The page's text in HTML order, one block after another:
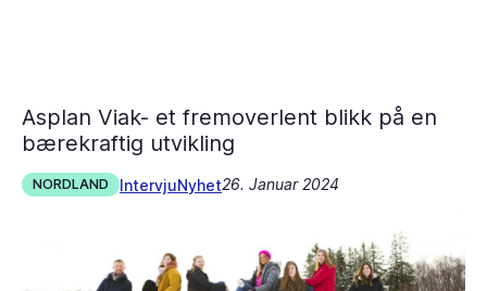
Asplan Viak- et fremoverlent blikk på en
bærekraftig utvikling
NORDLAND IntervjuNyhet26. Januar 2024